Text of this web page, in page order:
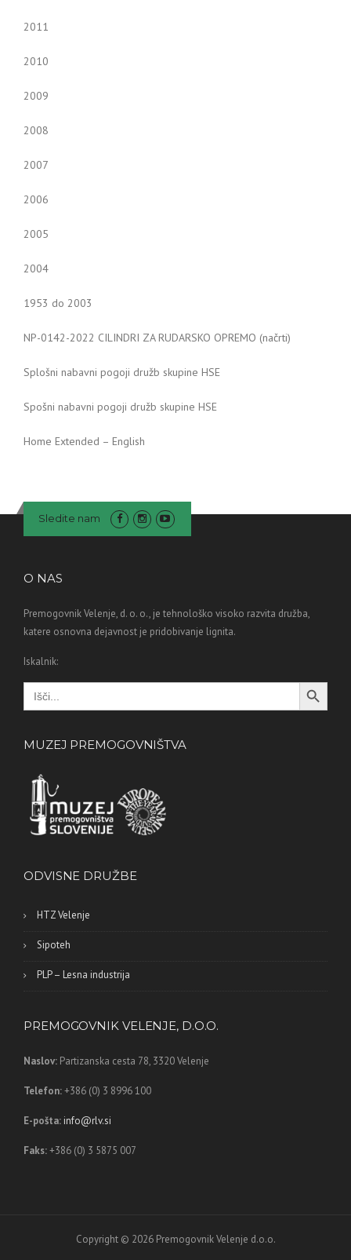
2011
2010
2009
2008
2007
2006
2005
2004
1953 do 2003
NP-0142-2022 CILINDRI ZA RUDARSKO OPREMO (načrti)
Splošni nabavni pogoji družb skupine HSE
Spošni nabavni pogoji družb skupine HSE
Home Extended – English
Sledite nam
O NAS
Premogovnik Velenje, d. o. o., je tehnološko visoko razvita družba,
katere osnovna dejavnost je pridobivanje lignita.
Iskalnik:
Search
for:
Search Button
MUZEJ PREMOGOVNIŠTVA
ODVISNE DRUŽBE
HTZ Velenje
Sipoteh
PLP – Lesna industrija
PREMOGOVNIK VELENJE, D.O.O.
Naslov: Partizanska cesta 78, 3320 Velenje
Telefon:+386 (0) 3 8996 100
E-pošta: info@rlv.si
Faks:+386 (0) 3 5875 007
Copyright © 2026 Premogovnik Velenje d.o.o.